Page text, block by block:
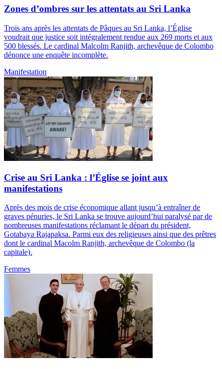
Zones d’ombres sur les attentats au Sri Lanka
Trois ans après les attentats de Pâques au Sri Lanka, l’Église
voudrait que justice soit intégralement rendue aux 269 morts et aux
500 blessés. Le cardinal Malcolm Ranjith, archevêque de Colombo
dénonce une enquête incomplète.
Manifestation
Crise au Sri Lanka : l’Église se joint aux
manifestations
Après des mois de crise économique allant jusqu’à entraîner de
graves pénuries, le Sri Lanka se trouve aujourd’hui paralysé par de
nombreuses manifestations réclamant le départ du président,
Gotabaya Rajapaksa. Parmi eux des religieuses ainsi que des prêtres
dont le cardinal Macolm Ranjith, archevêque de Colombo (la
capitale).
Femmes